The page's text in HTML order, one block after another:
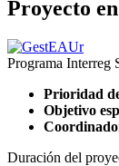
Proyecto
Programa Interreg
Prioridad
Objetivo
Duración del